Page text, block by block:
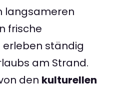
langsameren
frische
ständig
am Strand.
den kulturellen